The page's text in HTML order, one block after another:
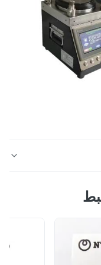
310(W)*220(D)*340(H)mm برق: 60 وات شماره مدل: